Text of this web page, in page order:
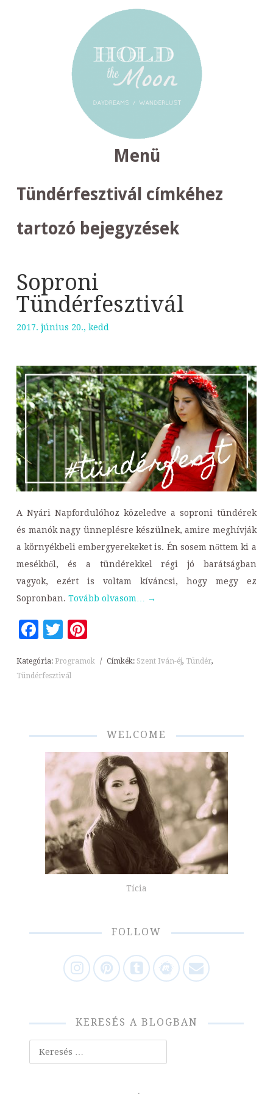
Menü
Tündérfesztivál címkéhez
tartozó bejegyzések
Soproni
Tündérfesztivál
2017. június 20., kedd
A Nyári Napfordulóhoz közeledve a soproni tündérek
és manók nagy ünneplésre készülnek, amire meghívják
a környékbeli embergyerekeket is. Én sosem nőttem ki a
mesékből, és a tündérekkel régi jó barátságban
vagyok, ezért is voltam kíváncsi, hogy megy ez
Sopronban.Tovább olvasom… →
Facebook
Twitter
Kategória: Programok / Címkék: Szent Iván-éj, Tündér,
Tündérfesztivál
WELCOME
Tícia
FOLLOW
KERESÉS A BLOGBAN
Keresés